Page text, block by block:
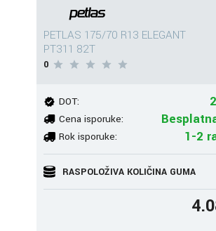
PETLAS 175/70 R13 ELEGANT
PT311 82T
0
DOT:
Cena isporuke:
Rok isporuke: 1-2
RASPOLOŽIVA KOLIČINA GUMA